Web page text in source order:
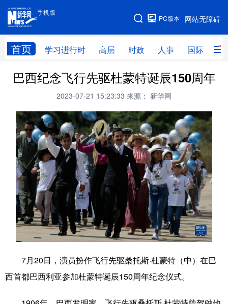
手机版
网站无障碍
PC版本
首页 学习进行时 高层 时政 人事 国际 财
手机版
网站地图
学习进行时 高层 时政 人事
财经 网评
台湾 思客智库 全球连线 教育
科技 科创 量子 体育
文化 书画 健康 军事
访谈 视频 图片 政务
法律 中央文件 汽车
食品 人居 信息化 数字经济
巴西纪念飞行先驱杜蒙特诞辰150周年
2023-07-21 15:23:33 来源： 新华网
7月20日，演员扮作飞行先驱桑托斯·杜蒙特（中）在巴
西首都巴西利亚参加杜蒙特诞辰150周年纪念仪式。